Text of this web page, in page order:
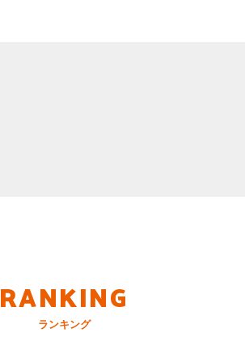
RANKING
ランキング